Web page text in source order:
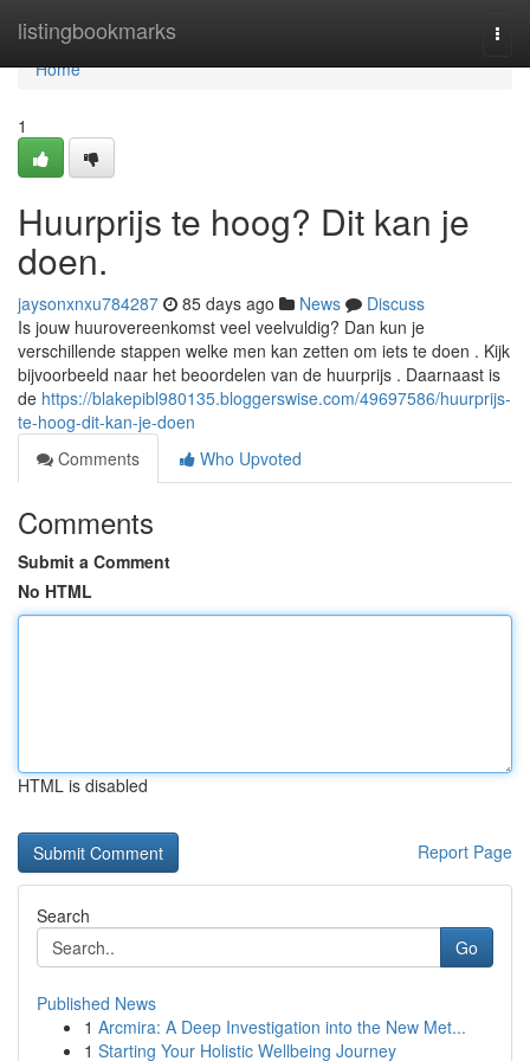
listingbookmarks
Home
Home
1
Huurprijs te hoog? Dit kan je
doen.
jaysonxnxu784287 85 days ago News
Discuss
Is jouw huurovereenkomst veel veelvuldig? Dan kun je
verschillende stappen welke men kan zetten om iets te doen . Kijk
bijvoorbeeld naar het beoordelen van de huurprijs . Daarnaast is
de https://blakepibl980135.bloggerswise.com/49697586/huurprijs-
te-hoog-dit-kan-je-doen
Comments
Who Upvoted
Comments
Submit a Comment
No HTML
HTML is disabled
Report Page
Search
Go
Published News
1 Arcmira: A Deep Investigation into the New Met...
1 Starting Your Holistic Wellbeing Journey